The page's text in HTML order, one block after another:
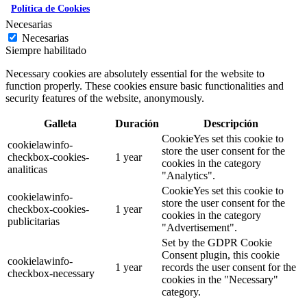
Política de Cookies
Necesarias
Necesarias
Siempre habilitado
Necessary cookies are absolutely essential for the website to
function properly. These cookies ensure basic functionalities and
security features of the website, anonymously.
Galleta Duración
Descripción
cookielawinfo-
checkbox-cookies-
analiticas
1 year
CookieYes set this cookie to
store the user consent for the
cookies in the category
"Analytics".
cookielawinfo-
checkbox-cookies-
publicitarias
1 year
CookieYes set this cookie to
store the user consent for the
cookies in the category
"Advertisement".
cookielawinfo-
checkbox-necessary
1 year
Set by the GDPR Cookie
Consent plugin, this cookie
records the user consent for the
cookies in the "Necessary"
category.